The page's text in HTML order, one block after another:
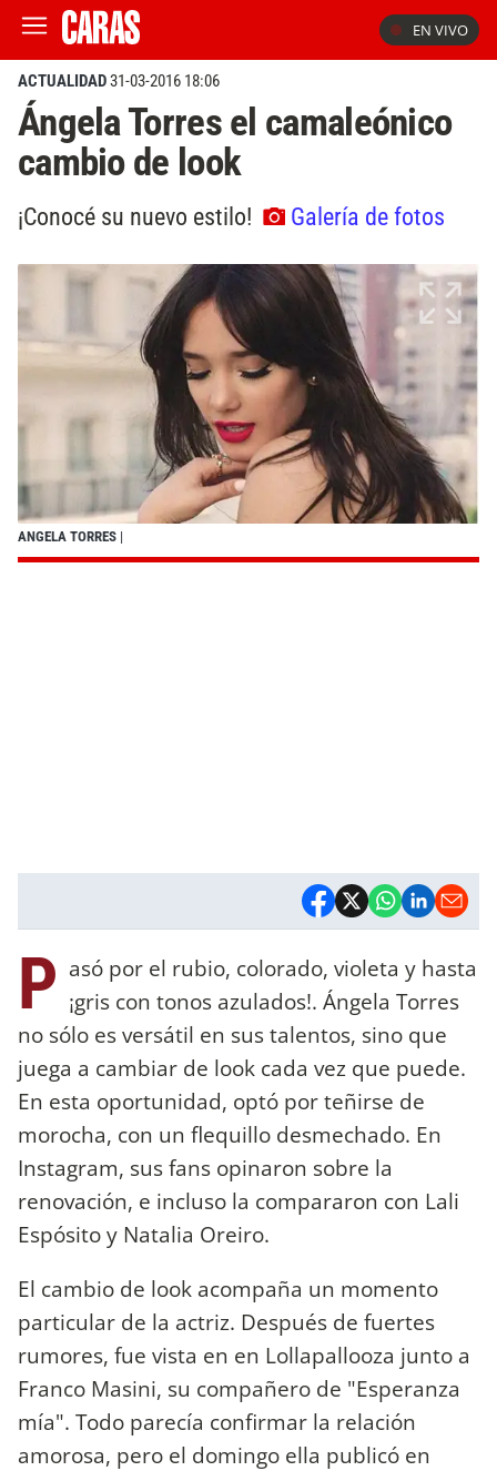
EN VIVO
ACTUALIDAD31-03-2016 18:06
Ángela Torres el camaleónico
cambio de look
¡Conocé su nuevo estilo! Galería de fotos
ANGELA TORRES |
P asó por el rubio, colorado, violeta y hasta
¡gris con tonos azulados!. Ángela Torres
no sólo es versátil en sus talentos, sino que
juega a cambiar de look cada vez que puede.
En esta oportunidad, optó por teñirse de
morocha, con un flequillo desmechado. En
Instagram, sus fans opinaron sobre la
renovación, e incluso la compararon con Lali
Espósito y Natalia Oreiro.
El cambio de look acompaña un momento
particular de la actriz. Después de fuertes
rumores, fue vista en en Lollapallooza junto a
Franco Masini, su compañero de "Esperanza
mía". Todo parecía confirmar la relación
amorosa, pero el domingo ella publicó en